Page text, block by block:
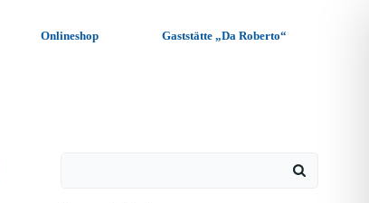
Onlineshop Gaststätte „Da Roberto“